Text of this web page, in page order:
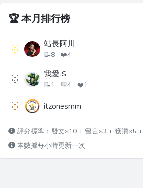
🏆本月排行榜
🥇 站長阿川
📝8 ❤️4
🥈 我愛JS
📝1 💬4 ❤️1
🥉 itzonesmm
評分標準：發文×10 + 留言×3 + 獲讚×5
本數據每小時更新一次